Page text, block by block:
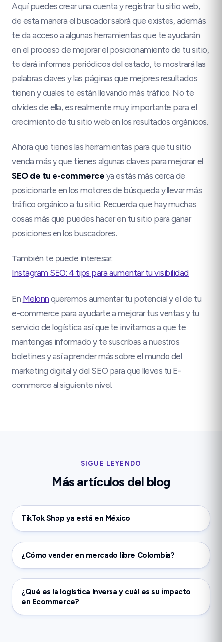
Aquí puedes crear una cuenta y registrar tu sitio web,
de esta manera el buscador sabrá que existes, además
te da acceso a algunas herramientas que te ayudarán
en el proceso de mejorar el posicionamiento de tu sitio,
te dará informes periódicos del estado, te mostrará las
palabras claves y las páginas que mejores resultados
tienen y cuales te están llevando más tráfico. No te
olvides de ella, es realmente muy importante para el
crecimiento de tu sitio web en los resultados orgánicos.
Ahora que tienes las herramientas para que tu sitio
venda más y que tienes algunas claves para mejorar el
SEO de tu e-commerce ya estás más cerca de
posicionarte en los motores de búsqueda y llevar más
tráfico orgánico a tu sitio. Recuerda que hay muchas
cosas más que puedes hacer en tu sitio para ganar
posiciones en los buscadores.
También te puede interesar:
Instagram SEO: 4 tips para aumentar tu visibilidad
En Melonn queremos aumentar tu potencial y el de tu
e-commerce para ayudarte a mejorar tus ventas y tu
servicio de logística así que te invitamos a que te
mantengas informado y te suscribas a nuestros
boletines y así aprender más sobre el mundo del
marketing digital y del SEO para que lleves tu E-
commerce al siguiente nivel.
SIGUE LEYENDO
Más artículos del blog
TikTok Shop ya está en México
¿Cómo vender en mercado libre Colombia?
¿Qué es la logística Inversa y cuál es su impacto
en Ecommerce?